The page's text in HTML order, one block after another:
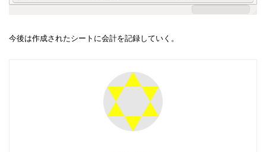
今後は作成されたシートに会計を記録していく。